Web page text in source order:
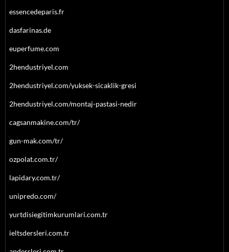
essencedeparis.fr
dasfarinas.de
euperfume.com
2hendustriyel.com
2hendustriyel.com/yuksek-sicaklik-gresi
2hendustriyel.com/montaj-pastasi-nedir
cagsanmakine.com/tr/
gun-mak.com/tr/
ozpolat.com.tr/
lapidary.com.tr/
unipredo.com/
yurtdisiegitimkurumlari.com.tr
ieltsdersleri.com.tr